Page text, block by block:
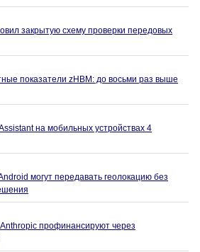
закрытую схему проверки передовых
показатели zHBM: до восьми раз выше
на мобильных устройствах 4
могут передавать геолокацию без
профинансируют через